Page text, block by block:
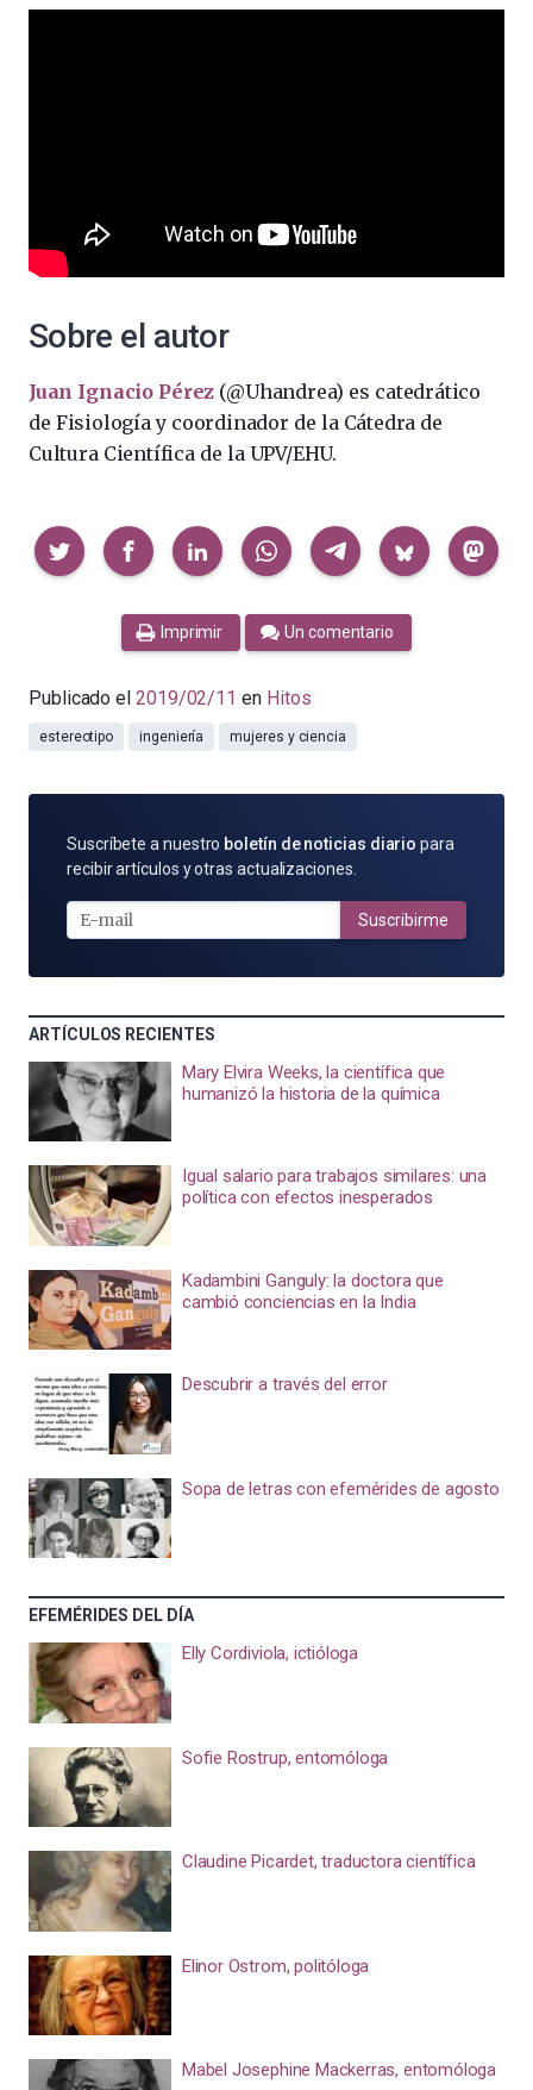
Sobre el autor
Juan Ignacio Pérez (@Uhandrea) es catedrático
de Fisiología y coordinador de la Cátedra de
Cultura Científica de la UPV/EHU.
Compartir
Imprimir Un comentario
Publicado el 2019/02/11 en Hitos
estereotipo ingeniería mujeres y ciencia
SUSCRÍBETE
POR
MAIL
Suscríbete a nuestro boletín de noticias diario para
recibir artículos y otras actualizaciones.
Suscribirme
ARTÍCULOS RECIENTES
Mary Elvira Weeks, la científica que
humanizó la historia de la química
Igual salario para trabajos similares: una
política con efectos inesperados
Kadambini Ganguly: la doctora que
cambió conciencias en la India
Descubrir a través del error
Sopa de letras con efemérides de agosto
EFEMÉRIDES DEL DÍA
Elly Cordiviola, ictióloga
Sofie Rostrup, entomóloga
Claudine Picardet, traductora científica
Elinor Ostrom, politóloga
Mabel Josephine Mackerras, entomóloga